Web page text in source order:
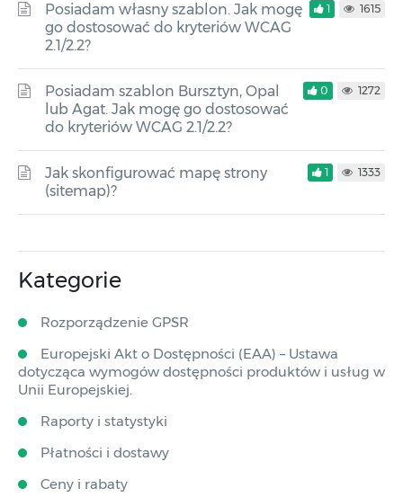
Posiadam własny szablon. Jak mogę
go dostosować do kryteriów WCAG
2.1/2.2?
1 1615
Posiadam szablon Bursztyn, Opal
lub Agat. Jak mogę go dostosować
do kryteriów WCAG 2.1/2.2?
0 1272
Jak skonfigurować mapę strony
(sitemap)?
1 1333
Kategorie
Rozporządzenie GPSR
Europejski Akt o Dostępności (EAA) – Ustawa
dotycząca wymogów dostępności produktów i usług w
Unii Europejskiej.
Raporty i statystyki
Płatności i dostawy
Ceny i rabaty